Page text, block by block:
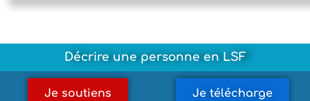
Décrire une personne en LSF
Je soutiens Je télécharge